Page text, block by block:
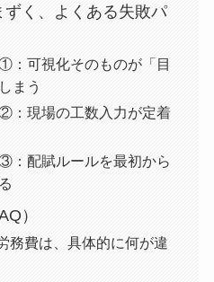
く、よくある失敗パ
：可視化そのものが「目
まう
：現場の工数入力が定着
：配賦ルールを最初から
）
務費は、具体的に何が違